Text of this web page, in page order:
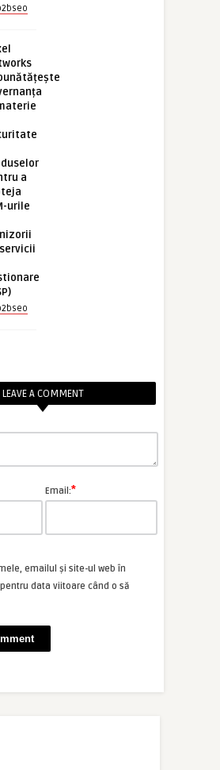
a
urile
LEAVE A COMMENT
Email:*
emailul și site-ul web în
data viitoare când o să